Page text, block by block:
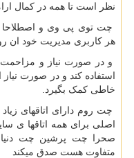
نظر است تا همه در کمال
چت توی پی وی و
هر کاربری مدیریت خود ان رو
و در صورت نیاز و مزاحمت
استفاده کند و در صورت نیاز
خاطی کمک بگیرد.
چت روم دارای اتاقهای
اصلی برای همه اتاقها ی
صحرا چت پرشین چت
متفاوت هست صدق میکند